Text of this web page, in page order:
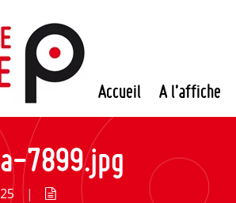
Accueil A l’affiche
7899.jpg
|